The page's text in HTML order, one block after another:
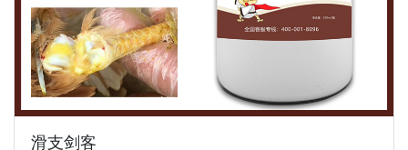
滑支剑客